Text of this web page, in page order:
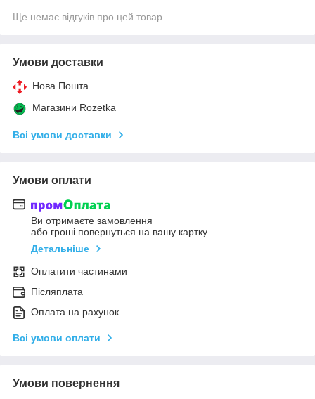
Ще немає відгуків про цей товар
Умови доставки
Нова Пошта
Магазини Rozetka
Всі умови доставки
Умови оплати
Ви отримаєте замовлення
або гроші повернуться на вашу картку
Детальніше
Оплатити частинами
Післяплата
Оплата на рахунок
Всі умови оплати
Умови повернення